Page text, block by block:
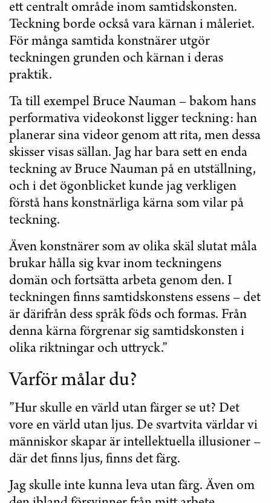
ett centralt område inom samtidskonsten.
Teckning borde också vara kärnan i måleriet.
För många samtida konstnärer utgör
teckningen grunden och kärnan i deras
praktik.
Ta till exempel Bruce Nauman – bakom hans
performativa videokonst ligger teckning: han
planerar sina videor genom att rita, men dessa
skisser visas sällan. Jag har bara sett en enda
teckning av Bruce Nauman på en utställning,
och i det ögonblicket kunde jag verkligen
förstå hans konstnärliga kärna som vilar på
teckning.
Även konstnärer som av olika skäl slutat måla
brukar hålla sig kvar inom teckningens
domän och fortsätta arbeta genom den. I
teckningen finns samtidskonstens essens – det
är därifrån dess språk föds och formas. Från
denna kärna förgrenar sig samtidskonsten i
olika riktningar och uttryck.”
Varför målar du?
”Hur skulle en värld utan färger se ut? Det
vore en värld utan ljus. De svartvita världar vi
människor skapar är intellektuella illusioner –
där det finns ljus, finns det färg.
Jag skulle inte kunna leva utan färg. Även om